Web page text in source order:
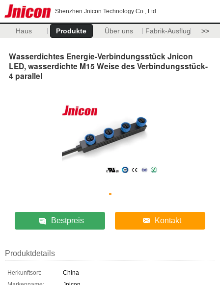
Shenzhen Jnicon Technology Co., Ltd.
Haus Produkte Über uns Fabrik-Ausflug >>
Wasserdichtes Energie-Verbindungsstück Jnicon
LED, wasserdichte M15 Weise des Verbindungsstück-
4 parallel
Bestpreis Kontakt
Produktdetails
Herkunftsort:
China